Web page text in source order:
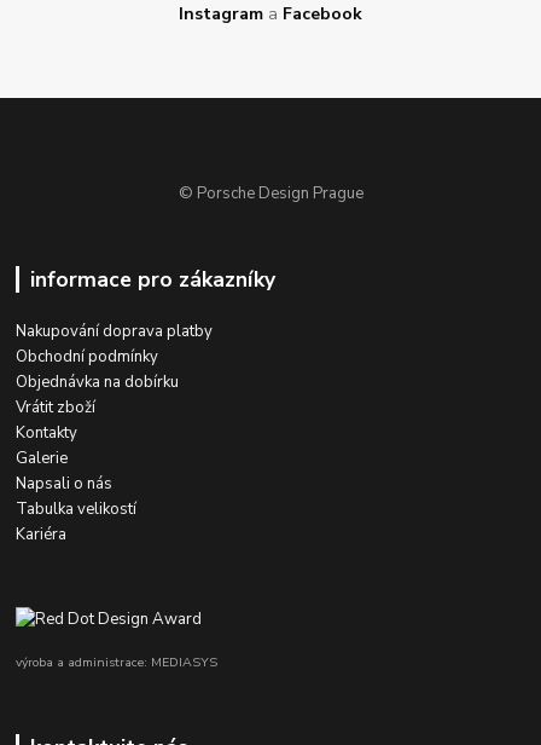
Instagram a Facebook
© Porsche Design Prague
informace pro zákazníky
Nakupování doprava platby
Obchodní podmínky
Objednávka na dobírku
Vrátit zboží
Kontakty
Galerie
Napsali o nás
Tabulka velikostí
Kariéra
výroba a administrace: MEDIASYS